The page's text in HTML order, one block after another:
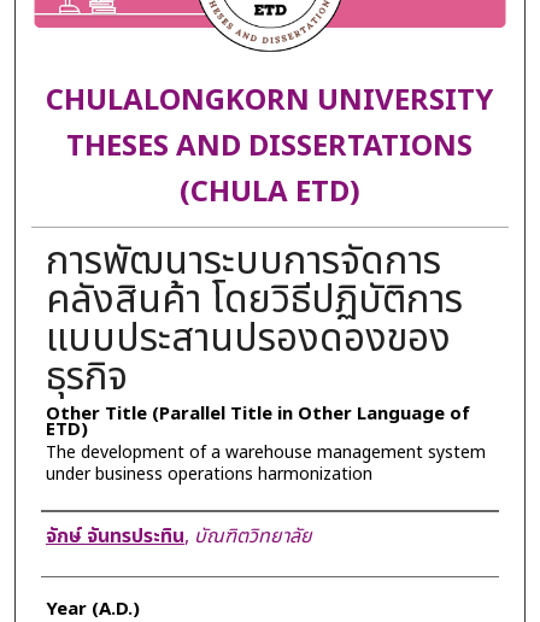
CHULALONGKORN UNIVERSITY
THESES AND DISSERTATIONS
(CHULA ETD)
การพัฒนาระบบการจัดการ
คลังสินค้า โดยวิธีปฏิบัติการ
แบบประสานปรองดองของ
ธุรกิจ
Other Title (Parallel Title in Other Language of
ETD)
The development of a warehouse management system
under business operations harmonization
Author
จักษ์ จันทรประทิน, บัณฑิตวิทยาลัย
Year (A.D.)